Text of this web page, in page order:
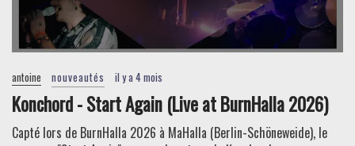
antoine nouveautés il y a 4 mois
Konchord - Start Again (Live at BurnHalla 2026)
Capté lors de BurnHalla 2026 à MaHalla (Berlin-Schöneweide), le